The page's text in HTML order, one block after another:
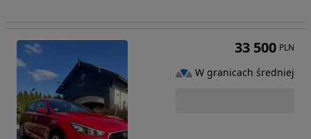
33 500 PLN
W granicach średniej